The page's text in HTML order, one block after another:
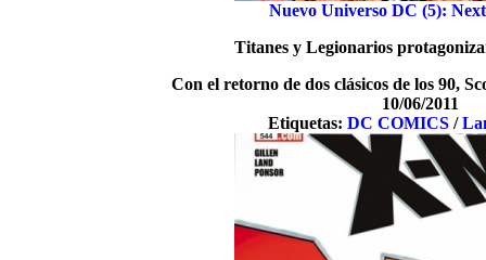
Nuevo Universo DC (5):
Titanes y Legionarios
Con el retorno de dos clásicos de los 90,
10/06/2011
Etiquetas: DC COMICS /